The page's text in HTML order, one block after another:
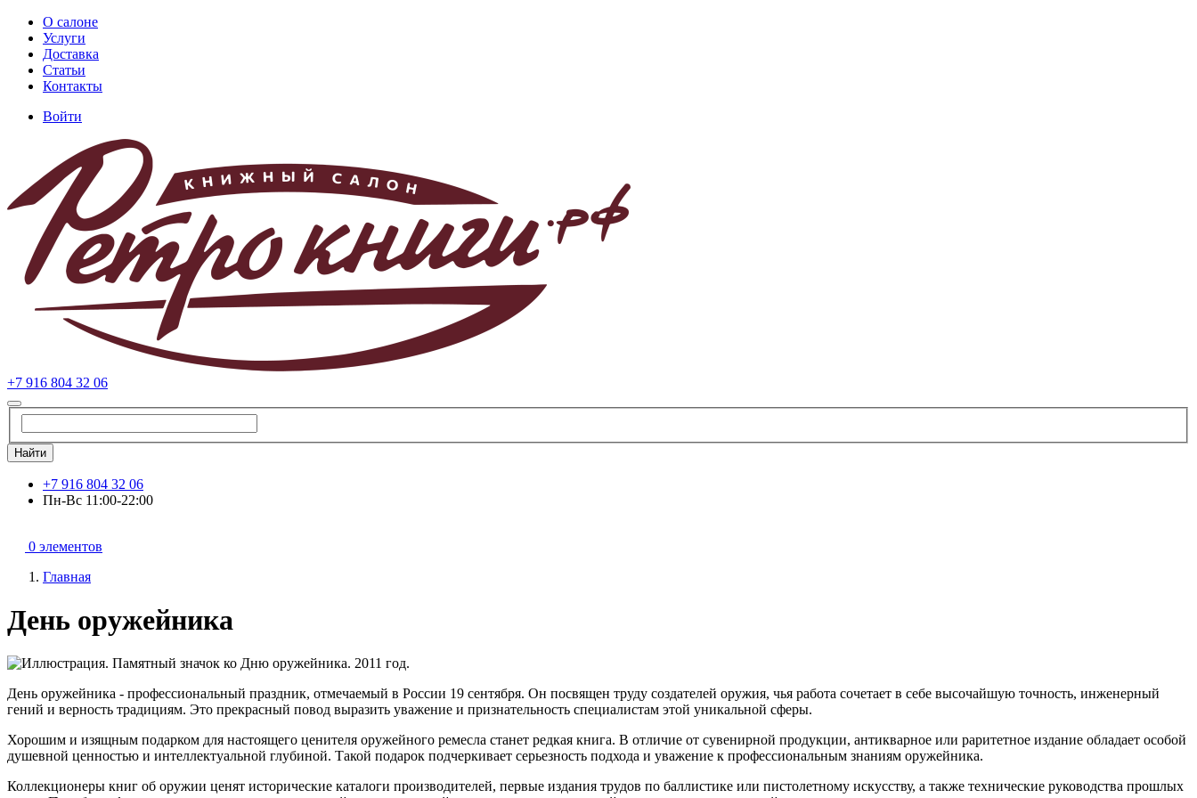
Перейти
основному
содержанию
Основная
навигация
О салоне
Услуги
Доставка
Статьи
Контакты
учётной
записи
пользователя
Войти
+7 916 804 32 06
Найти
+7 916 804 32 06
Пн-Вс 11:00-22:00
0 элементов
Главная
День оружейника
День оружейника - профессиональный праздник, отмечаемый в России 19 сентября. Он посвящен труду создателей оружия, чья работа сочетает в себе высочайшую точность, инженерный
гений и верность традициям. Это прекрасный повод выразить уважение и признательность специалистам этой уникальной сферы.
Хорошим и изящным подарком для настоящего ценителя оружейного ремесла станет редкая книга. В отличие от сувенирной продукции, антикварное или раритетное издание обладает особой
душевной ценностью и интеллектуальной глубиной. Такой подарок подчеркивает серьезность подхода и уважение к профессиональным знаниям оружейника.
Коллекционеры книг об оружии ценят исторические каталоги производителей, первые издания трудов по баллистике или пистолетному искусству, а также технические руководства прошлых